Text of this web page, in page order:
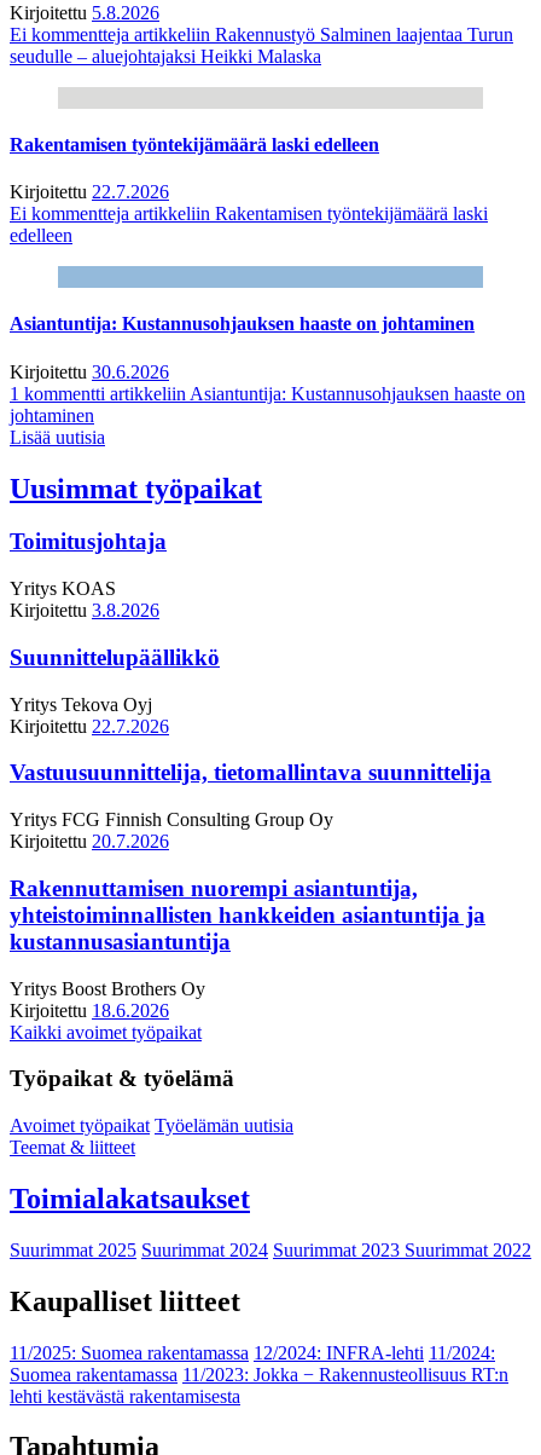
Kirjoitettu 5.8.2026
Ei kommentteja artikkeliin Rakennustyö Salminen laajentaa Turun
seudulle – aluejohtajaksi Heikki Malaska
Rakentamisen työntekijämäärä laski edelleen
Kirjoitettu 22.7.2026
Ei kommentteja artikkeliin Rakentamisen työntekijämäärä laski
edelleen
Asiantuntija: Kustannusohjauksen haaste on johtaminen
Kirjoitettu 30.6.2026
1 kommentti artikkeliin Asiantuntija: Kustannusohjauksen haaste on
johtaminen
Lisää uutisia
Uusimmat työpaikat
Toimitusjohtaja
Yritys KOAS
Kirjoitettu 3.8.2026
Suunnittelupäällikkö
Yritys Tekova Oyj
Kirjoitettu 22.7.2026
Vastuusuunnittelija, tietomallintava suunnittelija
Yritys FCG Finnish Consulting Group Oy
Kirjoitettu 20.7.2026
Rakennuttamisen nuorempi asiantuntija,
yhteistoiminnallisten hankkeiden asiantuntija ja
kustannusasiantuntija
Yritys Boost Brothers Oy
Kirjoitettu 18.6.2026
Kaikki avoimet työpaikat
Työpaikat & työelämä
Avoimet työpaikat Työelämän uutisia
Teemat & liitteet
Toimialakatsaukset
Suurimmat 2025 Suurimmat 2024 Suurimmat 2023 Suurimmat 2022
Kaupalliset liitteet
11/2025: Suomea rakentamassa 12/2024: INFRA-lehti 11/2024:
Suomea rakentamassa 11/2023: Jokka − Rakennusteollisuus RT:n
lehti kestävästä rakentamisesta
Tapahtumia